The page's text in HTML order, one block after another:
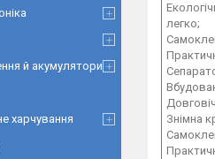
легко;
Знімна
й акумулятори
харчування